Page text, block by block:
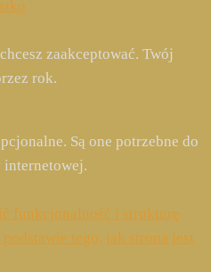
zaakceptować. Twój
rok.
Są one potrzebne do
funkcjonalność i strukturę
tego, jak strona jest